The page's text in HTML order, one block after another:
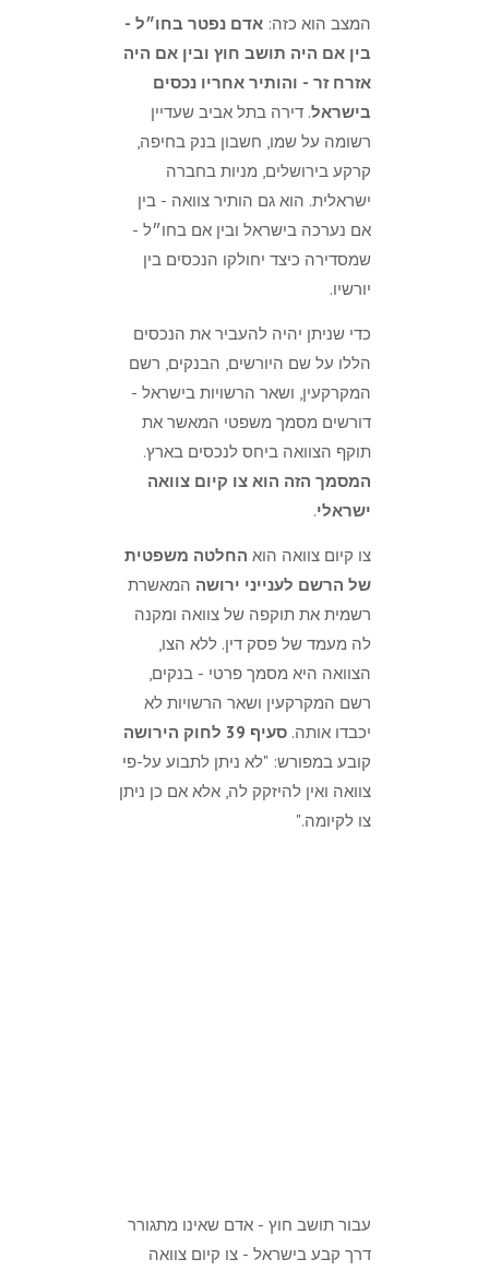
המצב הוא כזה: אדם נפטר בחו״ל -
בין אם היה תושב חוץ ובין אם היה
אזרח זר - והותיר אחריו נכסים
בישראל. דירה בתל אביב שעדיין
רשומה על שמו, חשבון בנק בחיפה,
קרקע בירושלים, מניות בחברה
ישראלית. הוא גם הותיר צוואה - בין
אם נערכה בישראל ובין אם בחו״ל -
שמסדירה כיצד יחולקו הנכסים בין
יורשיו.
כדי שניתן יהיה להעביר את הנכסים
הללו על שם היורשים, הבנקים, רשם
המקרקעין, ושאר הרשויות בישראל -
דורשים מסמך משפטי המאשר את
תוקף הצוואה ביחס לנכסים בארץ.
המסמך הזה הוא צו קיום צוואה
ישראלי.
צו קיום צוואה הוא החלטה משפטית
של הרשם לענייני ירושה המאשרת
רשמית את תוקפה של צוואה ומקנה
לה מעמד של פסק דין. ללא הצו,
הצוואה היא מסמך פרטי - בנקים,
רשם המקרקעין ושאר הרשויות לא
יכבדו אותה. סעיף 39 לחוק הירושה
קובע במפורש: "לא ניתן לתבוע על-פי
צוואה ואין להיזקק לה, אלא אם כן ניתן
צו לקיומה."
עבור תושב חוץ - אדם שאינו מתגורר
דרך קבע בישראל - צו קיום צוואה